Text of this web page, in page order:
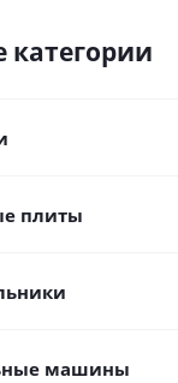
плиты
машины